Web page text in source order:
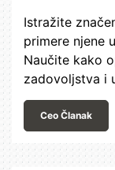
Istražite
primere njene
Naučite kako
zadovoljstva i
Ceo Članak